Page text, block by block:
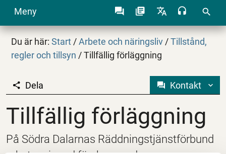
Meny search
Du är här:Start / Arbete och näringsliv / Tillstånd,
regler och tillsyn /Tillfällig förläggning
Tillfällig förläggning
Dela Kontakt
Tillfällig förläggning
På Södra Dalarnas Räddningstjänstförbund